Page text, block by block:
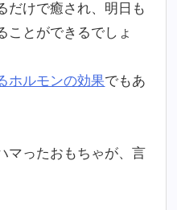
だけで癒され、明日も
ことができるでしょ
ホルモンの効果でもあ
マったおもちゃが、言